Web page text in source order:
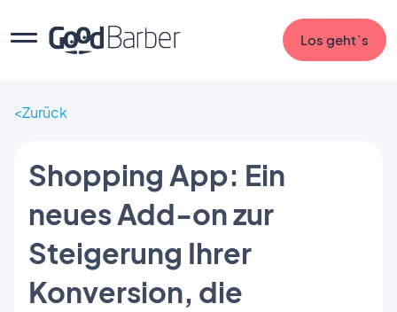
Los geht`s
Zurück
Shopping App: Ein
neues Add-on zur
Steigerung Ihrer
Konversion, die